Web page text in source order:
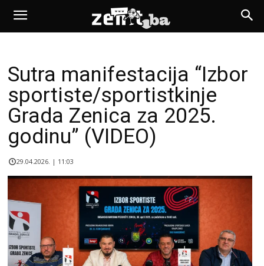
Sutra manifestacija “Izbor
sportiste/sportistkinje
Grada Zenica za 2025.
godinu” (VIDEO)
29.04.2026. | 11:03